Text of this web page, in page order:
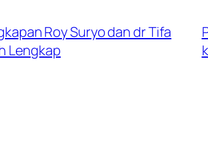
Roy Suryo dan dr Tifa
Lengkap